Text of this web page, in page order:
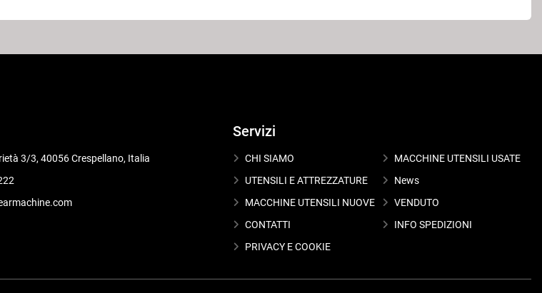
3/3, 40056 Crespellano, Italia
Servizi
CHI SIAMO
MACCHINE UTENSILI USATE
UTENSILI E ATTREZZATURE
News
MACCHINE UTENSILI NUOVE
VENDUTO
CONTATTI
INFO SPEDIZIONI
PRIVACY E COOKIE